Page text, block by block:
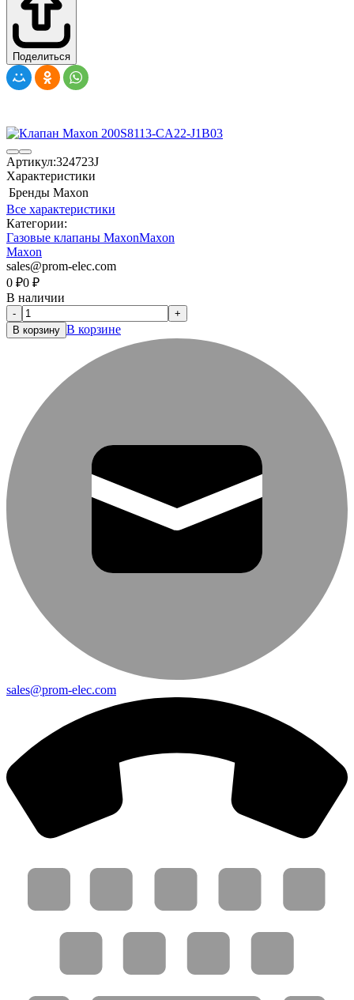
Поделиться
Артикул:324723J
Характеристики
Бренды Maxon
Все характеристики
Категории:
Газовые клапаны MaxonMaxon
Maxon
sales@prom-elec.com
0 ₽0 ₽
В наличии
-
+
В корзину В корзине
sales@prom-elec.com